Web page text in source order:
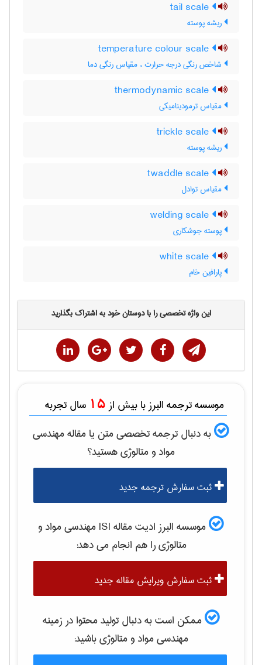
ریشه پوسته
شاخص رنگی درجه حرارت ، مقیاس رنگی دما
مقیاس ترمودینامیکی
ریشه پوسته
مقیاس توادل
پوسته جوشکاری
پارافین خام
این واژه تخصصی را با دوستان خود به اشتراک بگذارید
موسسه ترجمه البرز با بیش از 15 سال تجربه
به دنبال ترجمه تخصصی متن یا مقالهمهندسی
مواد و متالوژیهستید؟
ثبت سفارش ترجمه جدید
موسسه البرز ادیت مقاله ISI
مهندسی مواد و
متالوژیرا هم انجام می دهد:
ثبت سفارش ویرایش مقاله جدید
ممکن است به دنبال تولید محتوا در زمینه
مهندسی مواد و متالوژیباشید: